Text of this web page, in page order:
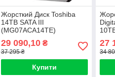
Жорсткий Диск Toshiba
14TB SATA III
(MG07ACA14TE)
29 090,10₴
37 295 ₴
Купити
27
34